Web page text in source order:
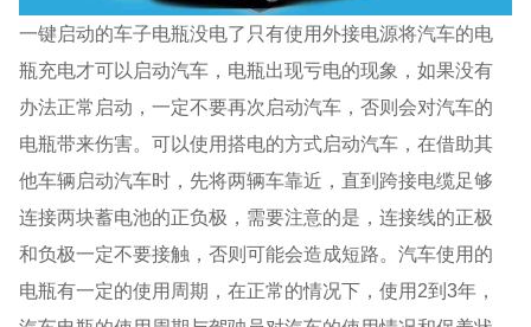
一键启动的车子电瓶没电了只有使用外接电源将汽车的电
瓶充电才可以启动汽车，电瓶出现亏电的现象，如果没有
办法正常启动，一定不要再次启动汽车，否则会对汽车的
电瓶带来伤害。可以使用搭电的方式启动汽车，在借助其
他车辆启动汽车时，先将两辆车靠近，直到跨接电缆足够
连接两块蓄电池的正负极，需要注意的是，连接线的正极
和负极一定不要接触，否则可能会造成短路。汽车使用的
电瓶有一定的使用周期，在正常的情况下，使用2到3年，